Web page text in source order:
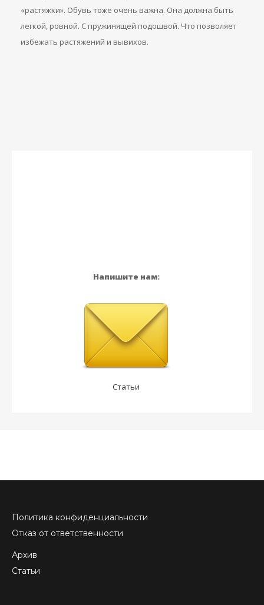
«растяжки». Обувь тоже очень важна. Она должна быть
легкой, ровной. С пружинящей подошвой. Что позволяет
избежать растяжений и вывихов.
Напишите нам:
Статьи
Политика конфиденциальности
Отказ от ответственности
Архив
Статьи